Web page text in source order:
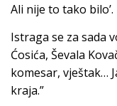
Ali nije to tako bilo’.
Istraga se za sada
Ćosića, Ševala
komesar, vještak…
kraja.”